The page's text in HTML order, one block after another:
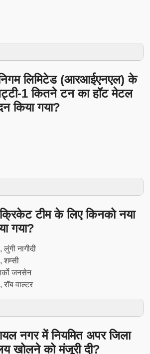
निगम लिमिटेड (आरआईएनएल) के
1 कितने टन का हॉट मेटल
किया गया?
टीम के लिए किनको नया
गया?
नागीदी
शम्सी
जनसेन
वाल्टर
नगर में नियमित अपर जिला
खोलने को मंजूरी दी?